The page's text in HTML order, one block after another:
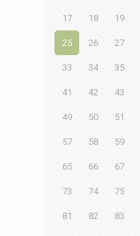
17 18 19
25 26 27
33 34 35
41 42 43
49 50 51
57 58 59
65 66 67
73 74 75
81 82 83